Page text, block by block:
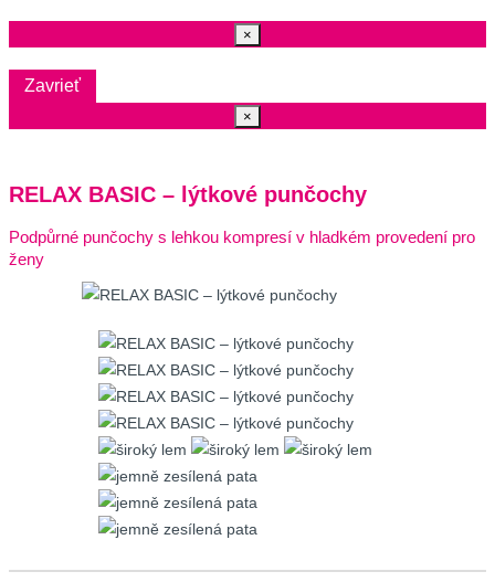
×
Zavrieť
×
RELAX BASIC – lýtkové punčochy
Podpůrné punčochy s lehkou kompresí v hladkém provedení pro
ženy